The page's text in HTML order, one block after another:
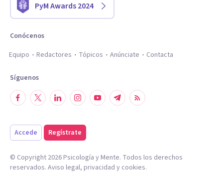
PyM Awards 2024
Conócenos
Equipo
Redactores Tópicos Anúnciate Contacta
Síguenos
Accede Regístrate
© Copyright 2026Psicología y Mente. Todos los derechos
reservados. Aviso legal, privacidad y cookies.